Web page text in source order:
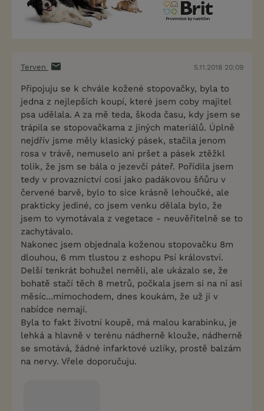
Terven 5.11.2018 20:09
Připojuju se k chvále kožené stopovačky, byla to
jedna z nejlepších koupí, které jsem coby majitel
psa udělala. A za mě teda, škoda času, kdy jsem se
trápila se stopovačkama z jiných materiálů. Úplně
nejdřív jsme měly klasický pásek, stačila jenom
rosa v trávě, nemuselo ani pršet a pásek ztěžkl
tolik, že jsm se bála o jezevčí páteř. Pořídila jsem
tedy v provaznictví cosi jako padákovou šňůru v
červené barvě, bylo to sice krásně lehoučké, ale
prakticky jediné, co jsem venku dělala bylo, že
jsem to vymotávala z vegetace - neuvěřitelně se to
zachytávalo.
Nakonec jsem objednala koženou stopovačku 8m
dlouhou, 6 mm tlustou z eshopu Psí království.
Delší tenkrát bohužel neměli, ale ukázalo se, že
bohatě stačí těch 8 metrů, počkala jsem si na ní asi
měsíc...mimochodem, dnes koukám, že už ji v
nabídce nemají.
Byla to fakt životní koupě, má malou karabinku, je
lehká a hlavně v terénu nádherně klouže, nádherně
se smotává, žádné infarktové uzlíky, prostě balzám
na nervy. Vřele doporučuju.